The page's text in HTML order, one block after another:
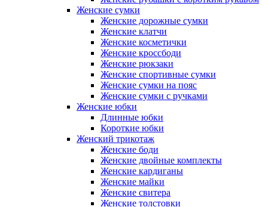
Женские сумки
Женские дорожные сумки
Женские клатчи
Женские косметички
Женские кроссбоди
Женские рюкзаки
Женские спортивные сумки
Женские сумки на пояс
Женские сумки с ручками
Женские юбки
Длинные юбки
Короткие юбки
Женский трикотаж
Женские боди
Женские двойные комплекты
Женские кардиганы
Женские майки
Женские свитера
Женские толстовки